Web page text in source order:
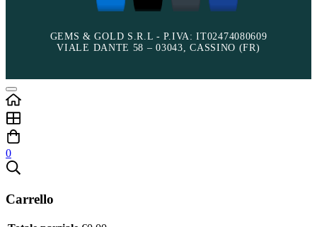
GEMS & GOLD S.R.L - P.IVA: IT02474080609
VIALE DANTE 58 – 03043, CASSINO (FR)
0
Carrello